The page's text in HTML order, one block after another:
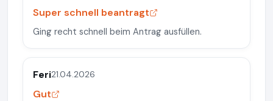
Super schnell beantragt
Ging recht schnell beim Antrag ausfüllen.
Feri21.04.2026
Gut